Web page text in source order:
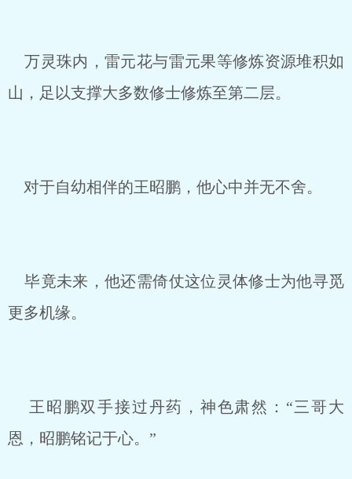
万灵珠内，雷元花与雷元果等修炼资源堆积如
山，足以支撑大多数修士修炼至第二层。
对于自幼相伴的王昭鹏，他心中并无不舍。
毕竟未来，他还需倚仗这位灵体修士为他寻觅
更多机缘。
王昭鹏双手接过丹药，神色肃然：“三哥大
恩，昭鹏铭记于心。”